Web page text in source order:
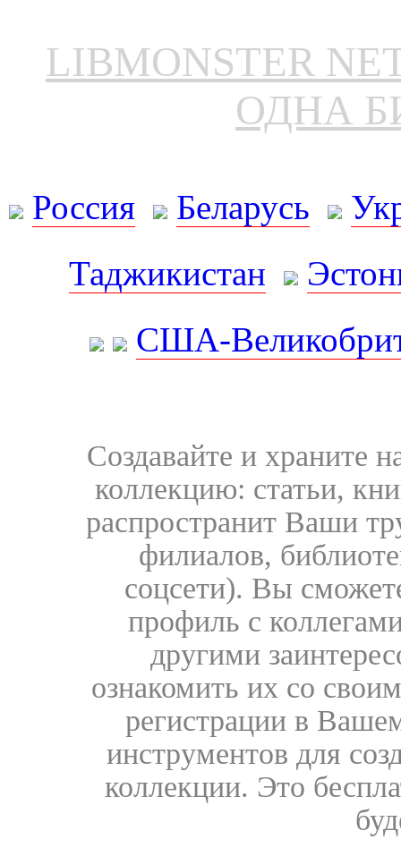
LIBMONSTER
ОДНА
Россия Беларусь
Таджикистан
США-
Создавайте и храните
коллекцию: статьи,
распространит Ваши
филиалов,
соцсети). Вы
профиль с
другими
ознакомить их со
регистрации в
инструментов для
коллекции. Это